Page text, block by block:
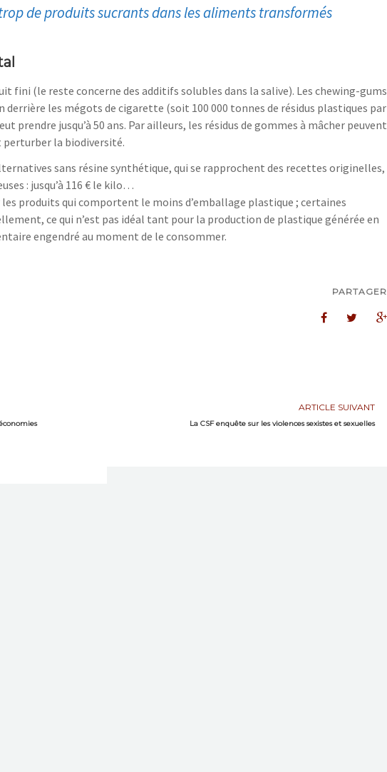
de produits sucrants dans les aliments transformés
fini (le reste concerne des additifs solubles dans la salive). Les chewing-gums
les mégots de cigarette (soit 100 000 tonnes de résidus plastiques par
prendre jusqu’à 50 ans. Par ailleurs, les résidus de gommes à mâcher peuvent
perturber la biodiversité.
sans résine synthétique, qui se rapprochent des recettes originelles,
: jusqu’à 116 € le kilo…
produits qui comportent le moins d’emballage plastique ; certaines
ce qui n’est pas idéal tant pour la production de plastique générée en
engendré au moment de le consommer.
PARTAGER
ARTICLE SUIVANT
La CSF enquête sur les violences sexistes et sexuelles